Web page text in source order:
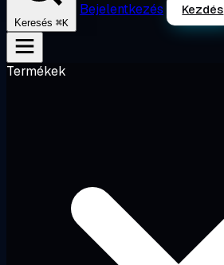
Keresés ⌘K
Bejelentkezés Kezdés
Termékek